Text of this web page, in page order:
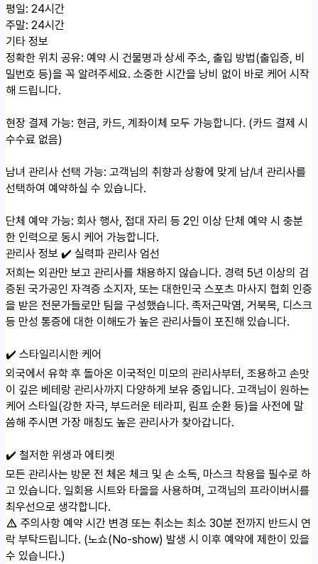
평일: 24시간
주말: 24시간
기타 정보
정확한 위치 공유: 예약 시 건물명과 상세 주소, 출입 방법(출입증, 비
밀번호 등)을 꼭 알려주세요. 소중한 시간을 낭비 없이 바로 케어 시작
해 드립니다.
현장 결제 가능: 현금, 카드, 계좌이체 모두 가능합니다. (카드 결제 시
수수료 없음)
남녀 관리사 선택 가능: 고객님의 취향과 상황에 맞게 남/녀 관리사를
선택하여 예약하실 수 있습니다.
단체 예약 가능: 회사 행사, 접대 자리 등 2인 이상 단체 예약 시 충분
한 인력으로 동시 케어 가능합니다.
관리사 정보 ✔️ 실력파 관리사 엄선
저희는 외관만 보고 관리사를 채용하지 않습니다. 경력 5년 이상의 검
증된 국가공인 자격증 소지자, 또는 대한민국 스포츠 마사지 협회 인증
을 받은 전문가들로만 팀을 구성했습니다. 족저근막염, 거북목, 디스크
등 만성 통증에 대한 이해도가 높은 관리사들이 포진해 있습니다.
✔️ 스타일리시한 케어
외국에서 유학 후 돌아온 이국적인 미모의 관리사부터, 조용하고 손맛
이 깊은 베테랑 관리사까지 다양하게 보유 중입니다. 고객님이 원하는
케어 스타일(강한 자극, 부드러운 테라피, 림프 순환 등)을 사전에 말
씀해 주시면 가장 매칭도 높은 관리사가 찾아갑니다.
✔️ 철저한 위생과 에티켓
모든 관리사는 방문 전 체온 체크 및 손 소독, 마스크 착용을 필수로 하
고 있습니다. 일회용 시트와 타올을 사용하며, 고객님의 프라이버시를
최우선으로 생각합니다.
주의사항예약 시간 변경 또는 취소는 최소 30분 전까지 반드시 연
락 부탁드립니다. (노쇼(No-show) 발생 시 이후 예약에 제한이 있을
수 있습니다.)